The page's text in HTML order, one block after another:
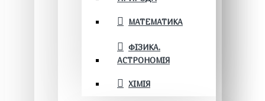
МАТЕМАТИКА
ФІЗИКА.
АСТРОНОМІЯ
ХІМІЯ